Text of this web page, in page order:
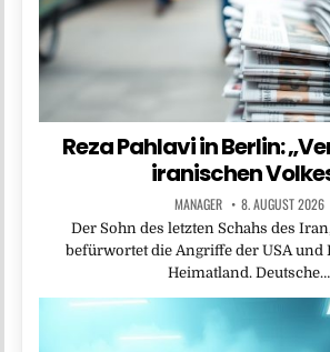
Reza Pahlavi in Berlin:
iranischen
MANAGER 8. AUGUST 2026
Der Sohn des letzten Schahs des
befürwortet die Angriffe der USA und
Heimatland. Deutsche…